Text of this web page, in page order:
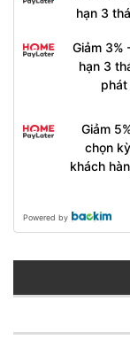
hạn 3
Giảm
hạn 3
phát
Giảm
chọn
khách
Powered by